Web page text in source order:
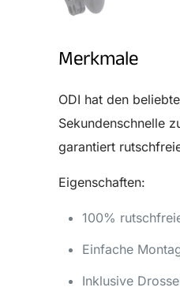
Merkmale
ODI hat den
Sekundenschnelle
garantiert
Eigenschaften:
100%
Einfache
Inklusive